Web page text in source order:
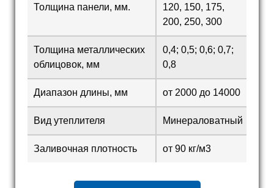
Толщина панели, мм.
120, 150, 175,
200, 250, 300
Толщина металлических
облицовок, мм
0,4; 0,5; 0,6; 0,7;
0,8
Диапазон длины, мм от 2000 до 14000
Вид утеплителя Минераловатный
Заливочная плотность от 90 кг/м3